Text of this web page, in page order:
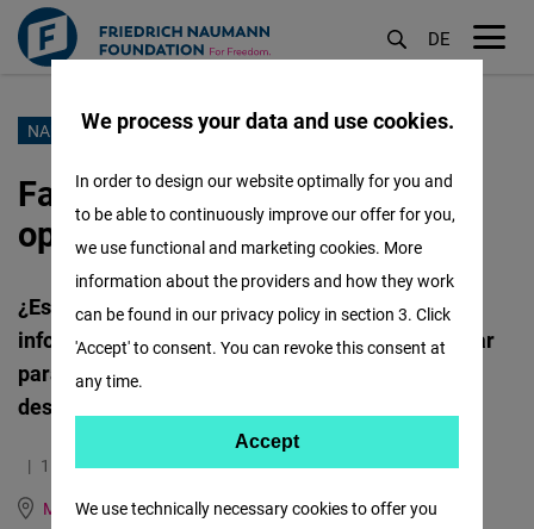
Pasar
contenido
principal
DE
NAUMANN STORIES
Fake news y polarización: la
oportunidad del storytelling
¿Es el periodista simplemente un verificador de
información? ¿Qué mecanismos podemos utilizar
para verdaderamente luchar contra la
desinformación?
15.09.2023
3.6 Minutos
México
English German
We process your data and use cookies.
We use technically necessary cookies to offer you
In order to design our website optimally for you and
to be able to continuously improve our offer for you,
we use functional and marketing cookies. More
information about the providers and how they work
can be found in our privacy policy in section 3. Click
'Accept' to consent. You can revoke this consent at
any time.
Accept